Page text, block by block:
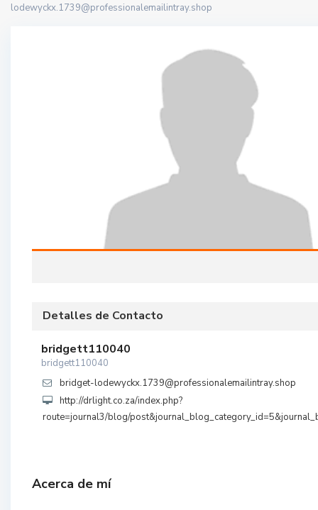
lodewyckx.1739@professionalemailintray.shop
Detalles de Contacto
bridgett110040
bridgett110040
bridget-lodewyckx.1739@professionalemailintray.shop
http://drlight.co.za/index.php?
route=journal3/blog/
Acerca de mí